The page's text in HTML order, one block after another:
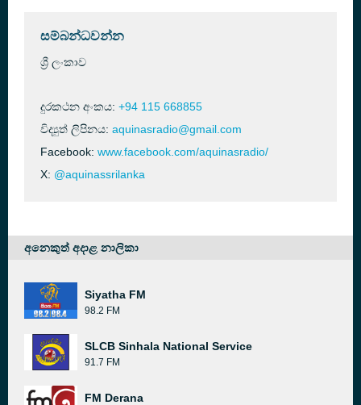
සම්බන්ධවන්න
ශ්‍රී ලංකාව
දුරකථන අංකය: +94 115 668855
විද්‍යුත් ලිපිනය: aquinasradio@gmail.com
Facebook: www.facebook.com/aquinasradio/
X: @aquinassrilanka
අනෙකුත් අදාළ නාලිකා
Siyatha FM
98.2 FM
SLCB Sinhala National Service
91.7 FM
FM Derana